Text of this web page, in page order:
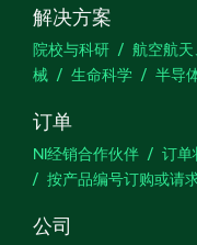
解决方案
院校与科研 航空航
械
生命科学 半导
订单
NI经销合作伙伴 订单
按产品编号订购或请
公司